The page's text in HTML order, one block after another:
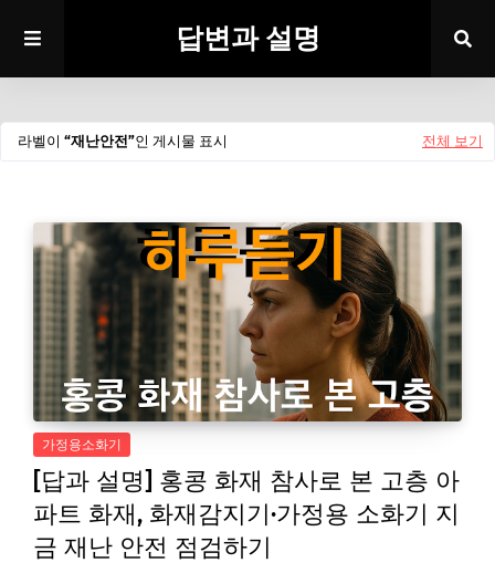
답변과 설명
라벨이 재난안전 인 게시물 표시 전체 보기
가정용소화기
[답과 설명] 홍콩 화재 참사로 본 고층 아
파트 화재, 화재감지기·가정용 소화기 지
금 재난 안전 점검하기